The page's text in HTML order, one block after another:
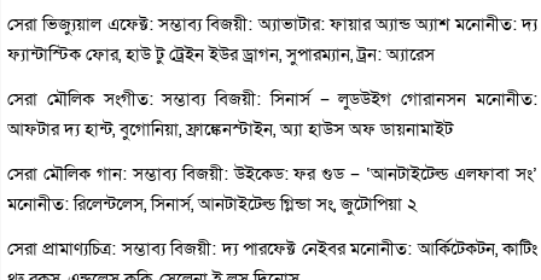
সেরা ভিজ্যুয়াল এফেক্ট: সম্ভাব্য বিজয়ী: অ্যাভাটার: ফায়ার অ্যান্ড অ্যাশ মনোনীত: দ্য
ফ্যান্টাস্টিক ফোর, হাউ টু ট্রেইন ইউর ড্রাগন, সুপারম্যান, ট্রন: অ্যারেস
সেরা মৌলিক সংগীত: সম্ভাব্য বিজয়ী: সিনার্স – লুডউইগ গোরানসন মনোনীত:
আফটার দ্য হান্ট, বুগোনিয়া, ফ্রাঙ্কেনস্টাইন, অ্যা হাউস অফ ডায়নামাইট
সেরা মৌলিক গান: সম্ভাব্য বিজয়ী: উইকেড: ফর গুড – ‘আনটাইটেল্ড এলফাবা সং’
মনোনীত: রিলেন্টলেস, সিনার্স, আনটাইটেল্ড গ্লিন্ডা সং, জুটোপিয়া ২
সেরা প্রামাণ্যচিত্র: সম্ভাব্য বিজয়ী: দ্য পারফেক্ট নেইবর মনোনীত: আর্কিটেকটন, কাটিং